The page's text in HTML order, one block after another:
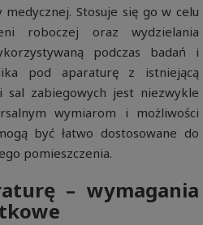
Stosuje się go w celu
roboczej oraz wydzielania
podczas badań i
pod aparaturę z istniejącą
zabiegowych jest niezwykle
wymiarom i możliwości
być łatwo dostosowane do
pomieszczenia.
– wymagania